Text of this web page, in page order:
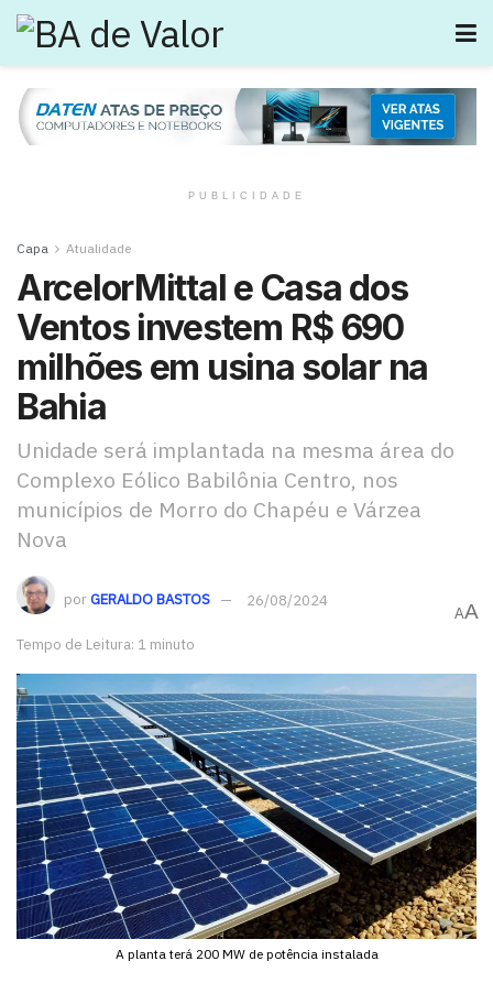
PUBLICIDADE
Capa Atualidade
ArcelorMittal e Casa dos
Ventos investem R$ 690
milhões em usina solar na
Bahia
Unidade será implantada na mesma área do
Complexo Eólico Babilônia Centro, nos
municípios de Morro do Chapéu e Várzea
Nova
porGERALDO BASTOS 26/08/2024
Tempo de Leitura: 1 minuto
AA
A planta terá 200 MW de potência instalada